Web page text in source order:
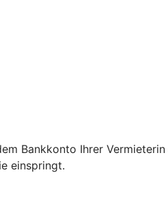
Bankkonto Ihrer
einspringt.